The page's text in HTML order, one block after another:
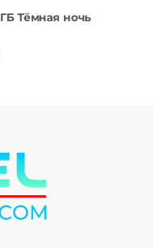
Тёмная ночь